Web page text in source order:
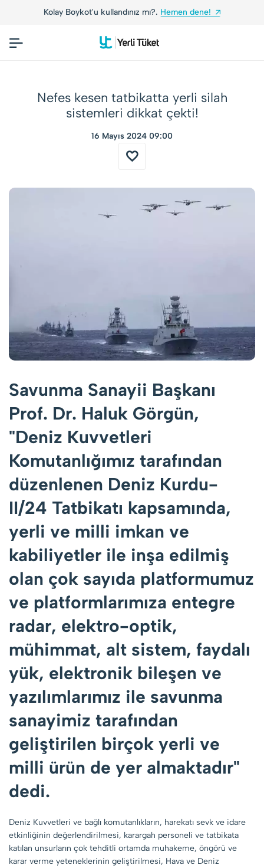
Hemen dene! Yerli Tüketiciler, Yerli
Nefes kesen tatbikatta yerli silah
sistemleri dikkat çekti!
16 Mayıs 2024 09:00
Savunma Sanayii Başkanı
Prof. Dr. Haluk Görgün,
"Deniz Kuvvetleri
Komutanlığımız tarafından
düzenlenen Deniz Kurdu-
II/24 Tatbikatı kapsamında,
yerli ve milli imkan ve
kabiliyetler ile inşa edilmiş
olan çok sayıda platformumuz
ve platformlarımıza entegre
radar, elektro-optik,
mühimmat, alt sistem, faydalı
yük, elektronik bileşen ve
yazılımlarımız ile savunma
sanayimiz tarafından
geliştirilen birçok yerli ve
milli ürün de yer almaktadır"
dedi.
Deniz Kuvvetleri ve bağlı komutanlıkların, harekatı sevk ve idare
etkinliğinin değerlendirilmesi, karargah personeli ve tatbikata
katılan unsurların çok tehditli ortamda muhakeme, öngörü ve
karar verme yeteneklerinin geliştirilmesi, Hava ve Deniz